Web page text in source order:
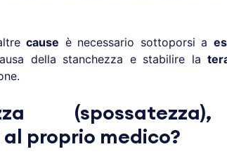
cause è necessario sottoporsi a
della stanchezza e stabilire la
proprio medico?